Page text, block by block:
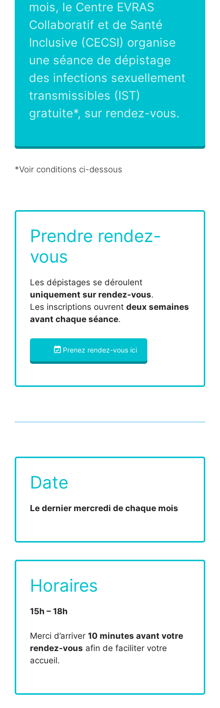
mois, le Centre EVRAS
Collaboratif et de Santé
Inclusive (CECSI) organise
une séance de dépistage
des infections sexuellement
transmissibles (IST)
gratuite*, sur rendez-vous.
*Voir conditions ci-dessous
Prendre rendez-
vous
Les dépistages se déroulent
uniquement sur rendez-vous.
Les inscriptions ouvrent deux semaines
avant chaque séance.
Prenez rendez-vous ici
Date
Le dernier mercredi de chaque mois
Horaires
15h – 18h
Merci d’arriver 10 minutes avant votre
rendez-vous afin de faciliter votre
accueil.